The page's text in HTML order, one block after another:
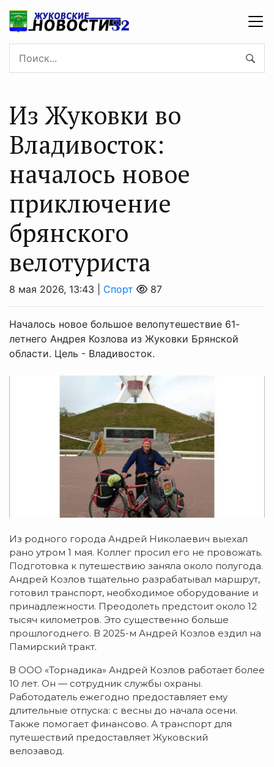
Из Жуковки во
Владивосток:
началось новое
приключение
брянского
велотуриста
8 мая 2026, 13:43 | Спорт 87
Началось новое большое велопутешествие 61-
летнего Андрея Козлова из Жуковки Брянской
области. Цель - Владивосток.
Из родного города Андрей Николаевич выехал
рано утром 1 мая. Коллег просил его не провожать.
Подготовка к путешествию заняла около полугода.
Андрей Козлов тщательно разрабатывал маршрут,
готовил транспорт, необходимое оборудование и
принадлежности. Преодолеть предстоит около 12
тысяч километров. Это существенно больше
прошлогоднего. В 2025-м Андрей Козлов ездил на
Памирский тракт.
В ООО «Торнадика» Андрей Козлов работает более
10 лет. Он — сотрудник службы охраны.
Работодатель ежегодно предоставляет ему
длительные отпуска: с весны до начала осени.
Также помогает финансово. А транспорт для
путешествий предоставляет Жуковский
велозавод.